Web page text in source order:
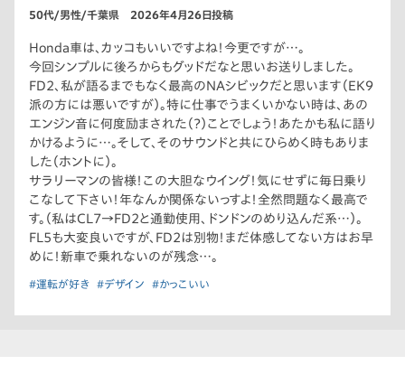
50代/男性/千葉県 2026年4月26日投稿
Honda車は、カッコもいいですよね！今更ですが…。
今回シンプルに後ろからもグッドだなと思いお送りしました。
FD2、私が語るまでもなく最高のNAシビックだと思います（EK9
派の方には悪いですが）。特に仕事でうまくいかない時は、あの
エンジン音に何度励まされた（？）ことでしょう！あたかも私に語り
かけるように…。そして、そのサウンドと共にひらめく時もありま
した（ホントに）。
サラリーマンの皆様！この大胆なウイング！気にせずに毎日乗り
こなして下さい！年なんか関係ないっすよ！全然問題なく最高で
す。（私はCL7→FD2と通勤使用、ドンドンのめり込んだ系…）。
FL5も大変良いですが、FD2は別物！まだ体感してない方はお早
めに！新車で乗れないのが残念…。
#運転が好き #デザイン #かっこいい